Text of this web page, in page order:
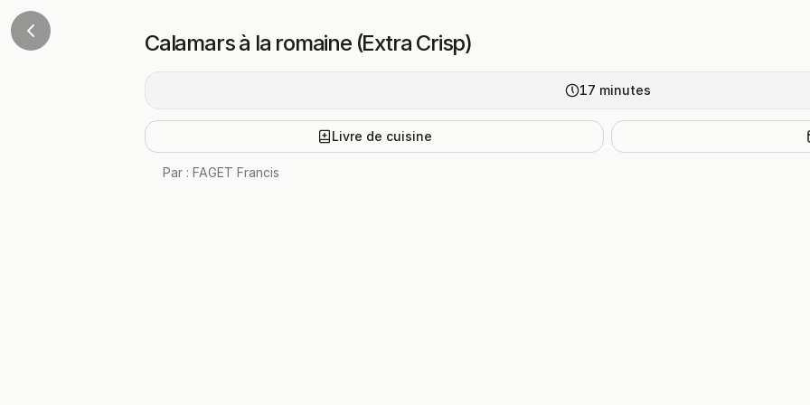
Calamars à la romaine (Extra Crisp)
17 minutes
Livre de cuisine
Par : FAGET Francis